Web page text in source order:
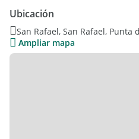
(LIJ-LIJ-4736)
Ubicación
San Rafael, San Rafael, Punta
Ampliar mapa